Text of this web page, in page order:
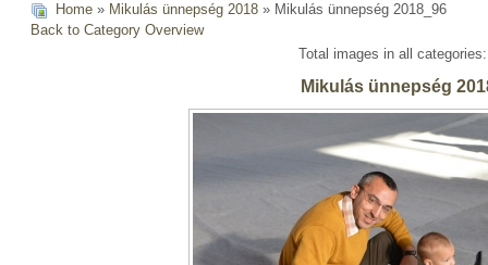
Home » Mikulás ünnepség 2018 » Mikulás ünnepség 2018_96
Back to Category Overview
Total images in all
Mikulás ünnepség